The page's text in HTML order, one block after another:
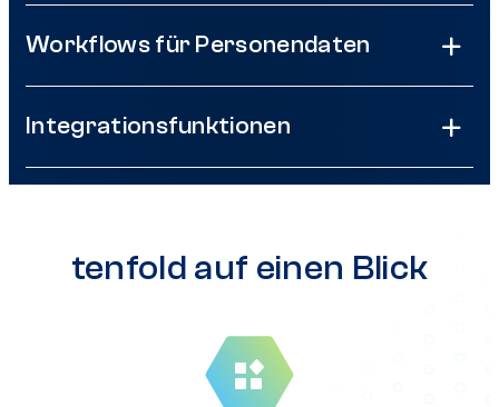
Workflows für Personendaten
Integrationsfunktionen
tenfold auf einen Blick